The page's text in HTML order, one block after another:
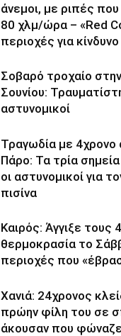
άνεμοι, με ριπές
80 χλμ/ώρα – «Red
περιοχές για
Σοβαρό τροχαίο
Σουνίου:
αστυνομικοί
Τραγωδία με 4χρονο
Πάρο: Τα τρία
οι αστυνομικοί για
πισίνα
Καιρός: Άγγιξε τους
θερμοκρασία το
περιοχές που
Χανιά: 24χρονος
πρώην φίλη του σε
άκουσαν που φώναζε